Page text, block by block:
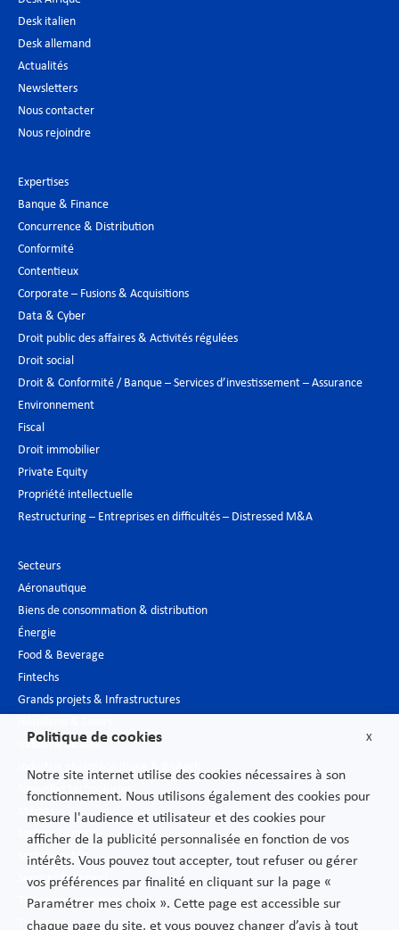
Desk italien
Desk allemand
Actualités
Newsletters
Nous contacter
Nous rejoindre
Expertises
Banque & Finance
Concurrence & Distribution
Conformité
Contentieux
Corporate – Fusions & Acquisitions
Data & Cyber
Droit public des affaires & Activités régulées
Droit social
Droit & Conformité / Banque – Services d’investissement – Assurance
Environnement
Fiscal
Droit immobilier
Private Equity
Propriété intellectuelle
Restructuring – Entreprises en difficultés – Distressed M&A
Secteurs
Aéronautique
Biens de consommation & distribution
Énergie
Food & Beverage
Fintechs
Grands projets & Infrastructures
Industrie du luxe
Industrie pharmaceutique & Biotech
Nouvelles technologies
Secteur bancaire
Secteur public
Services financiers
Télécommunications
Transport
X
Politique de cookies
Notre site internet utilise des cookies nécessaires à son
fonctionnement. Nous utilisons également des cookies pour
mesure l'audience et utilisateur et des cookies pour
afficher de la publicité personnalisée en fonction de vos
intérêts. Vous pouvez tout accepter, tout refuser ou gérer
vos préférences par finalité en cliquant sur la page «
Paramétrer mes choix ». Cette page est accessible sur
chaque page du site, et vous pouvez changer d’avis à tout